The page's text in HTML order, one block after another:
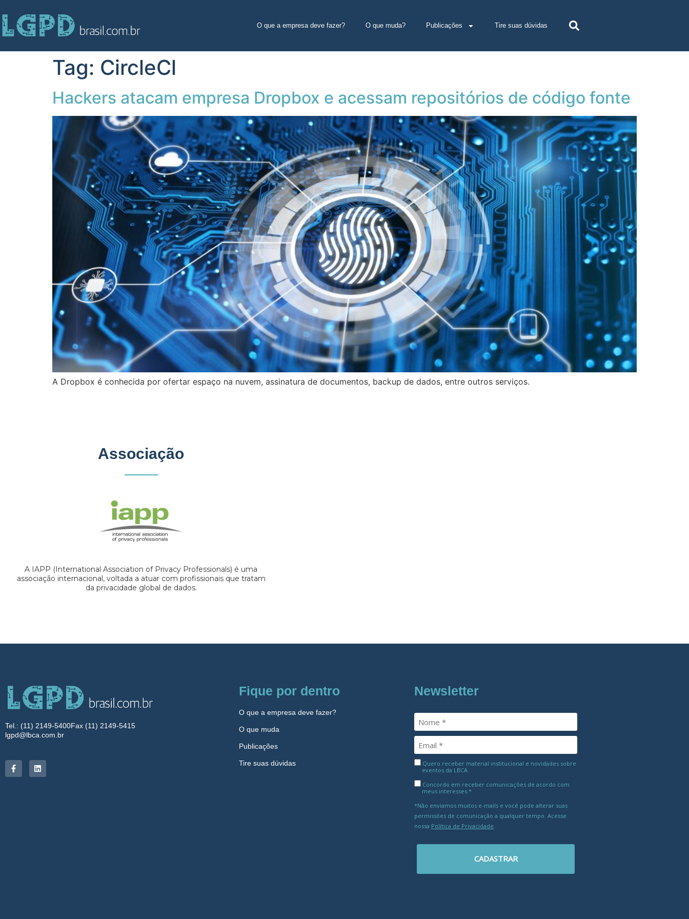
O que a empresa deve fazer? O que muda? Publicações Tire suas dúvidas
Tag: CircleCl
Hackers atacam empresa Dropbox e acessam repositórios de código fonte
A Dropbox é conhecida por ofertar espaço na nuvem, assinatura de documentos, backup de dados, entre outros serviços.
Associação
A IAPP (International Association of Privacy Professionals) é uma
associação internacional, voltada a atuar com profissionais que tratam
da privacidade global de dados.
Tel.: (11) 2149-5400Fax (11) 2149-5415
lgpd@lbca.com.br
Fique por dentro
O que a empresa deve fazer?
O que muda
Publicações
Tire suas dúvidas
Newsletter
Quero receber material institucional e novidades sobre
eventos da LBCA
Concordo em receber comunicações de acordo com
meus interesses.*
*Não enviamos muitos e-mails e você pode alterar suas
permissões de comunicação a qualquer tempo. Acesse
nossa Política de Privacidade
CADASTRAR